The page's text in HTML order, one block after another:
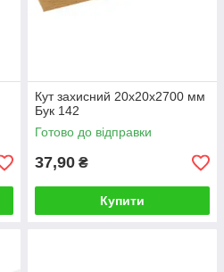
Кут захисний 20х20х2700 мм
Бук 142
Готово до відправки
37,90 ₴
Купити